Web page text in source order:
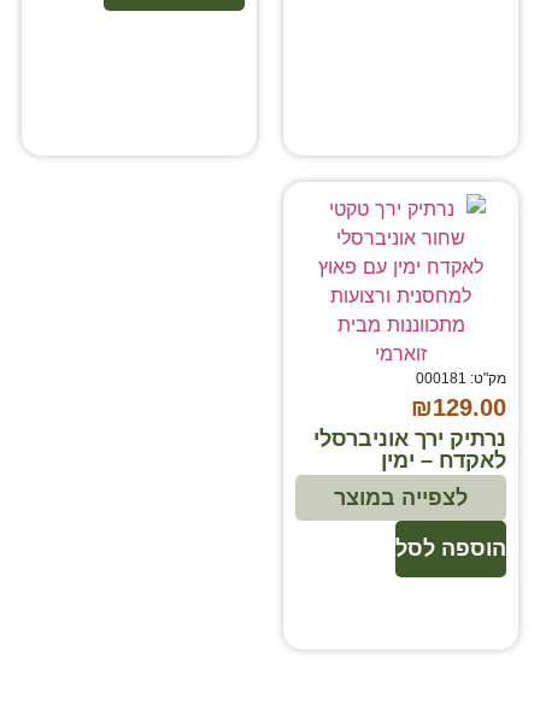
מק"ט: 000181
₪129.00
נרתיק ירך אוניברסלי
לאקדח – ימין
הוספה לסל
לצפייה במוצר